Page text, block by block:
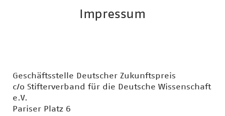
Impressum
Geschäftsstelle Deutscher Zukunftspreis
c/o Stifterverband für die Deutsche Wissenschaft
e.V.
Pariser Platz 6